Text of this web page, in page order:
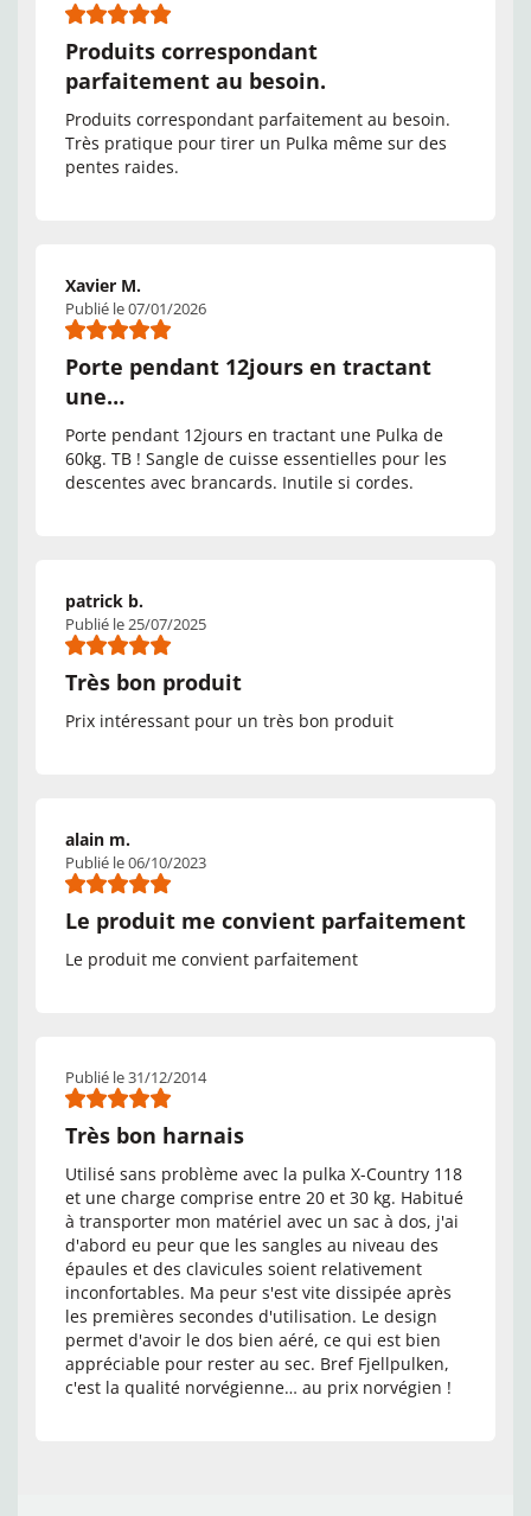
Produits correspondant
parfaitement au besoin.
Produits correspondant parfaitement au besoin.
Très pratique pour tirer un Pulka même sur des
pentes raides.
Xavier M.
Publié le 07/01/2026
Porte pendant 12jours en tractant
une…
Porte pendant 12jours en tractant une Pulka de
60kg. TB ! Sangle de cuisse essentielles pour les
descentes avec brancards. Inutile si cordes.
patrick b.
Publié le 25/07/2025
Très bon produit
Prix intéressant pour un très bon produit
alain m.
Publié le 06/10/2023
Le produit me convient parfaitement
Le produit me convient parfaitement
Publié le 31/12/2014
Très bon harnais
Utilisé sans problème avec la pulka X-Country 118
et une charge comprise entre 20 et 30 kg. Habitué
à transporter mon matériel avec un sac à dos, j'ai
d'abord eu peur que les sangles au niveau des
épaules et des clavicules soient relativement
inconfortables. Ma peur s'est vite dissipée après
les premières secondes d'utilisation. Le design
permet d'avoir le dos bien aéré, ce qui est bien
appréciable pour rester au sec. Bref Fjellpulken,
c'est la qualité norvégienne… au prix norvégien !